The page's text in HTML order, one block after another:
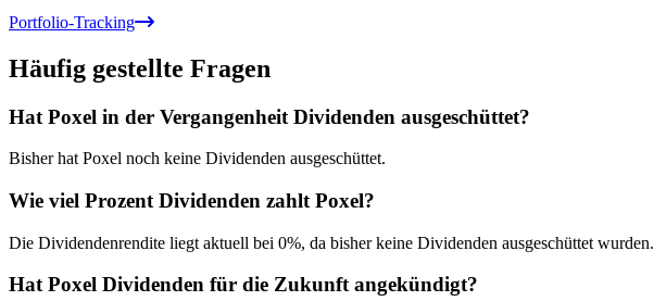
Portfolio-Tracking
Häufig gestellte Fragen
Hat Poxel in der Vergangenheit Dividenden ausgeschüttet?
Bisher hat Poxel noch keine Dividenden ausgeschüttet.
Wie viel Prozent Dividenden zahlt Poxel?
Die Dividendenrendite liegt aktuell bei 0%, da bisher keine Dividenden ausgeschüttet wurden.
Hat Poxel Dividenden für die Zukunft angekündigt?